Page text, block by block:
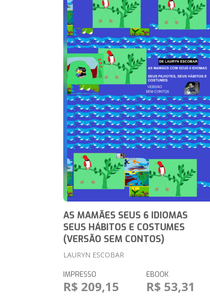
AS MAMÃES SEUS 6 IDIOMAS
SEUS HÁBITOS E COSTUMES
(VERSÃO SEM CONTOS)
LAURYN ESCOBAR
IMPRESSO
R$ 209,15
EBOOK
R$ 53,31